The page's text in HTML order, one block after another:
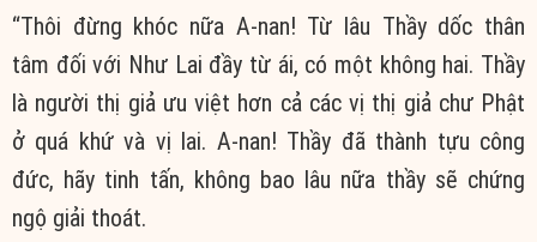
“Thôi đừng khóc nữa A-nan! Từ lâu Thầy dốc thân
tâm đối với Như Lai đầy từ ái, có một không hai. Thầy
là người thị giả ưu việt hơn cả các vị thị giảchư Phật
ở quá khứvà vị lai. A-nan! Thầy đã thành tựu công
đức, hãy tinh tấn, không bao lâu nữa thầy sẽ chứng
ngộ giải thoát.